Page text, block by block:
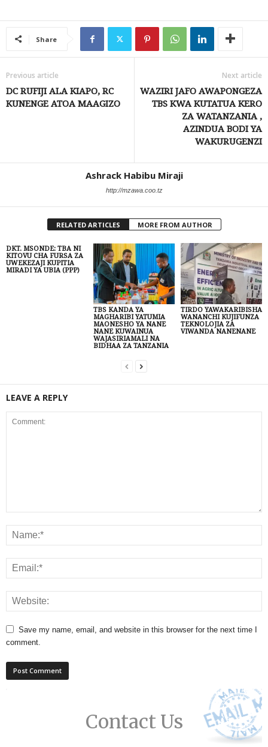
Share
Previous article
DC RUFIJI ALA KIAPO, RC
KUNENGE ATOA MAAGIZO
Next article
WAZIRI JAFO AWAPONGEZA
TBS KWA KUTATUA KERO
ZA WATANZANIA ,
AZINDUA BODI YA
WAKURUGENZI
Ashrack Habibu Miraji
http://mzawa.coo.tz
RELATED ARTICLES MORE FROM AUTHOR
DKT. MSONDE: TBA NI
KITOVU CHA FURSA ZA
UWEKEZAJI KUPITIA
MIRADI YA UBIA (PPP)
TBS KANDA YA
MAGHARIBI YATUMIA
MAONESHO YA NANE
NANE KUWAINUA
WAJASIRIAMALI NA
BIDHAA ZA TANZANIA
TIRDO YAWAKARIBISHA
WANANCHI KUJIFUNZA
TEKNOLOJIA ZA
VIWANDA NANENANE
LEAVE A REPLY
Save my name, email, and website in this browser for the next time I
comment.
Contact Us